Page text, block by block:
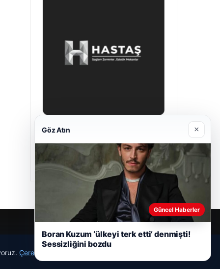
Hastaş Beton
05/26/2026
Çerez Politikamız
Göz Atın ×
Güncel Haberler
Boran Kuzum ‘ülkeyi terk etti’ denmişti!
Sessizliğini bozdu